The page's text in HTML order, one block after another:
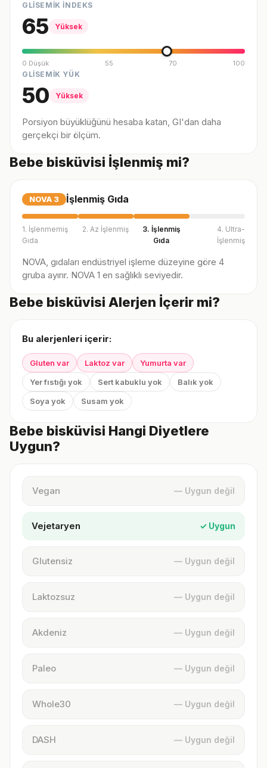
GLİSEMİK İNDEKS
65 Yüksek
0 Düşük 55 70 100
GLİSEMİK YÜK
50 Yüksek
Porsiyon büyüklüğünü hesaba katan, GI'dan daha
gerçekçi bir ölçüm.
Bebe bisküvisi İşlenmiş mi?
NOVA 3 İşlenmiş Gıda
1. İşlenmemiş
Gıda
2. Az İşlenmiş
3. İşlenmiş
Gıda
4. Ultra-
İşlenmiş
NOVA, gıdaları endüstriyel işleme düzeyine göre 4
gruba ayırır. NOVA 1 en sağlıklı seviyedir.
Bebe bisküvisi Alerjen İçerir mi?
Bu alerjenleri içerir:
Gluten var Laktoz var
Yumurta var
Yer fıstığı yok
Sert kabuklu yok
Balık yok
Soya yok
Susam yok
Bebe bisküvisi Hangi Diyetlere
Uygun?
Vegan — Uygun değil
Vejetaryen ✓ Uygun
Glutensiz — Uygun değil
Laktozsuz — Uygun değil
Akdeniz — Uygun değil
Paleo — Uygun değil
Whole30 — Uygun değil
DASH — Uygun değil